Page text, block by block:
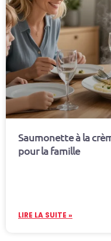
Saumonette à la
pour la famille
LIRE LA SUITE »